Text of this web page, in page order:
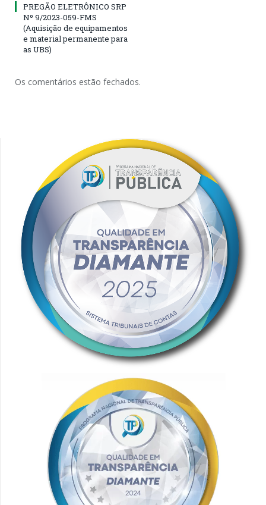
PREGÃO ELETRÔNICO SRP
Nº 9/2023-059-FMS
(Aquisição de equipamentos
e material permanente para
as UBS)
Os comentários estão fechados.